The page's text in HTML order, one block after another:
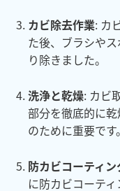
カビ除去作業: カ
た後、ブラシや
り除きました。
洗浄と乾燥: カビ
部分を徹底的に
のために重要です。
防カビコーティン
に防カビコーテ